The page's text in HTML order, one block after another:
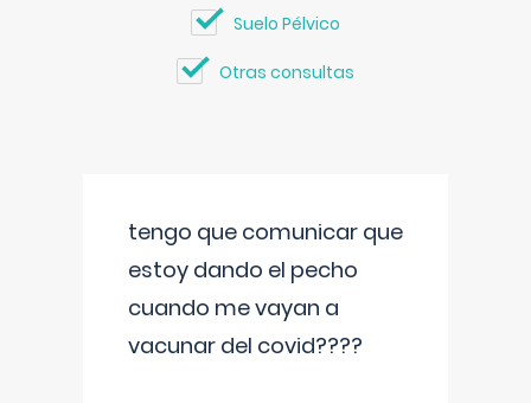
Suelo Pélvico
Otras consultas
tengo que comunicar que
estoy dando el pecho
cuando me vayan a
vacunar del covid????